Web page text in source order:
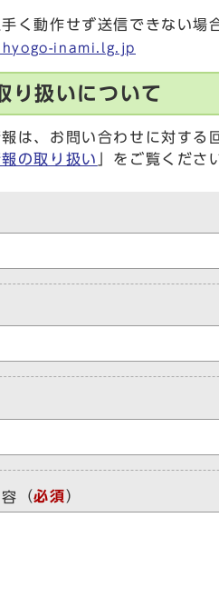
く動作せず送信できない場
inami.lg.jp
り扱いについて
は、お問い合わせに対す
の取り扱い 」をご覧くださ
（必須）